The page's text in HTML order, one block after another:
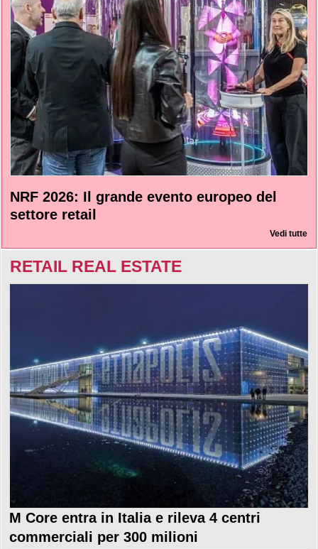
NRF 2026: Il grande evento europeo del
settore retail
Vedi tutte
RETAIL REAL ESTATE
M Core entra in Italia e rileva 4 centri
commerciali per 300 milioni